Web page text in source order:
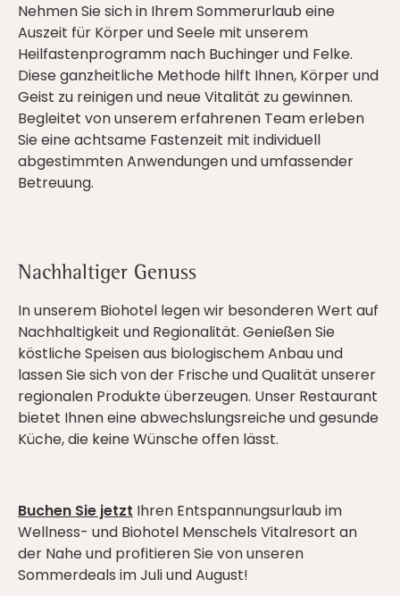
Nehmen Sie sich in Ihrem Sommerurlaub eine
Auszeit für Körper und Seele mit unserem
Heilfastenprogramm nach Buchinger und Felke.
Diese ganzheitliche Methode hilft Ihnen, Körper und
Geist zu reinigen und neue Vitalität zu gewinnen.
Begleitet von unserem erfahrenen Team erleben
Sie eine achtsame Fastenzeit mit individuell
abgestimmten Anwendungen und umfassender
Betreuung.
Nachhaltiger Genuss
In unserem Biohotel legen wir besonderen Wert auf
Nachhaltigkeit und Regionalität. Genießen Sie
köstliche Speisen aus biologischem Anbau und
lassen Sie sich von der Frische und Qualität unserer
regionalen Produkte überzeugen. Unser Restaurant
bietet Ihnen eine abwechslungsreiche und gesunde
Küche, die keine Wünsche offen lässt.
Buchen Sie jetzt Ihren Entspannungsurlaub im
Wellness- und Biohotel Menschels Vitalresort an
der Nahe und profitieren Sie von unseren
Sommerdeals im Juli und August!